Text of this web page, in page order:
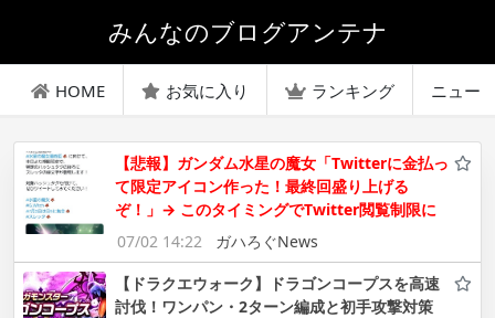
みんなのブログアンテナ
HOME お気に入り ランキング ニュー
【悲報】ガンダム水星の魔女「Twitterに金払っ
て限定アイコン作った！最終回盛り上げる
ぞ！」→ このタイミングでTwitter閲覧制限に
07/02 14:22
ガハろぐNews
【ドラクエウォーク】ドラゴンコープスを高速
討伐！ワンパン・2ターン編成と初手攻撃対策